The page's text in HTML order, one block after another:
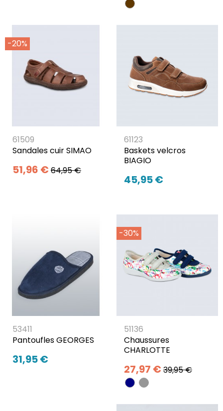
-20%
61509
Sandales cuir SIMAO
51,96 € 64,95 €
61123
Baskets velcros
BIAGIO
45,95 €
53411
Pantoufles GEORGES
31,95 €
-30%
51136
Chaussures
CHARLOTTE
27,97 € 39,95 €